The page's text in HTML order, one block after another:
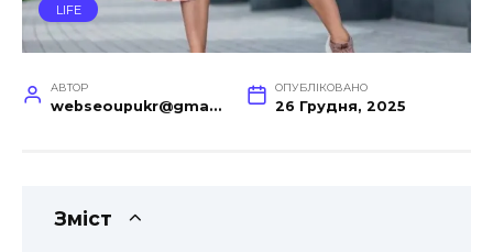
LIFE
АВТОР
webseoupukr@gmail.com
ОПУБЛІКОВАНО
26 Грудня, 2025
Зміст